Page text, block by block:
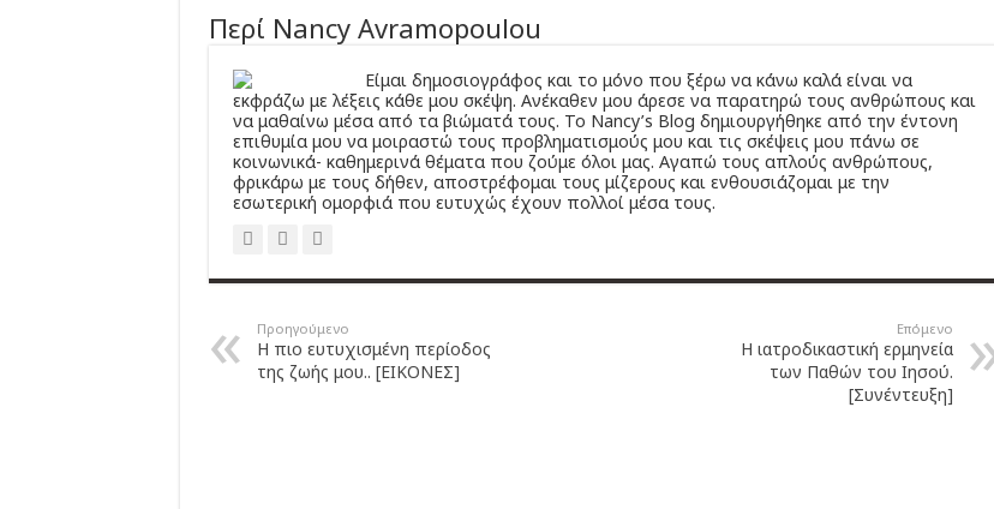
Περί Nancy Avramopoulou
Είμαι δημοσιογράφος και το μόνο που ξέρω να κάνω καλά είναι να
εκφράζω με λέξεις κάθε μου σκέψη. Ανέκαθεν μου άρεσε να παρατηρώ τους ανθρώπους και
να μαθαίνω μέσα από τα βιώματά τους. Το Νancy’s Βlog δημιουργήθηκε από την έντονη
επιθυμία μου να μοιραστώ τους προβληματισμούς μου και τις σκέψεις μου πάνω σε
κοινωνικά- καθημερινά θέματα που ζούμε όλοι μας. Αγαπώ τους απλούς ανθρώπους,
φρικάρω με τους δήθεν, αποστρέφομαι τους μίζερους και ενθουσιάζομαι με την
εσωτερική ομορφιά που ευτυχώς έχουν πολλοί μέσα τους.
Προηγούμενο
Η πιο ευτυχισμένη περίοδος
της ζωής μου.. [ΕΙΚΟΝΕΣ]
Επόμενο
Η ιατροδικαστική ερμηνεία
των Παθών του Ιησού.
[Συνέντευξη]